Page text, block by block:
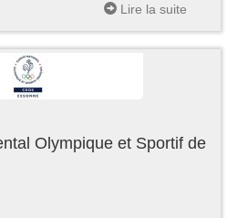
Lire la suite
Olympique et Sportif de